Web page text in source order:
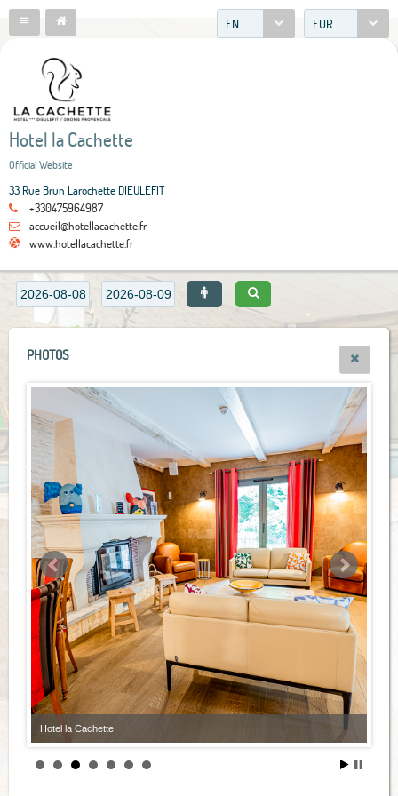
EN EUR
Hotel la Cachette
Official Website
33 Rue Brun Larochette DIEULEFIT
+330475964987
accueil@hotellacachette.fr
www.hotellacachette.fr
PHOTOS
Hotel la Cachette